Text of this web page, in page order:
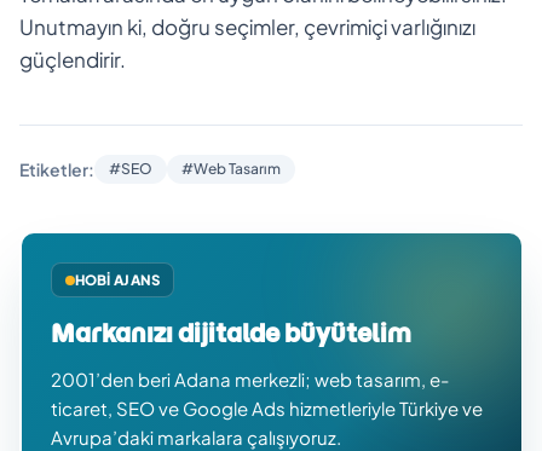
Unutmayın ki, doğru seçimler, çevrimiçi varlığınızı
güçlendirir.
Etiketler: #SEO #Web Tasarım
HOBI AJANS
Markanızı dijitalde büyütelim
2001’den beri Adana merkezli; web tasarım, e-
ticaret, SEO ve Google Ads hizmetleriyle Türkiye ve
Avrupa’daki markalara çalışıyoruz.